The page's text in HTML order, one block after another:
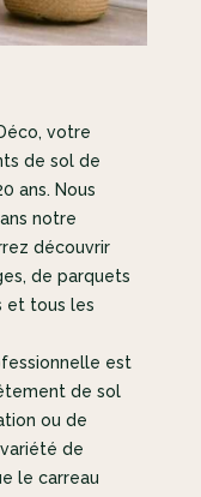
votre
de sol de
ans. Nous
notre
découvrir
de parquets
et tous les
est
de sol
ou de
de
le carreau